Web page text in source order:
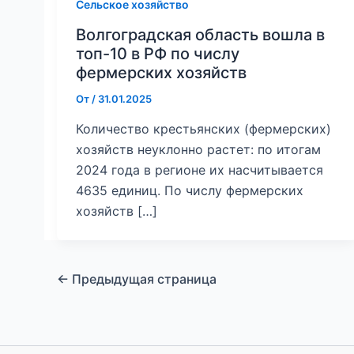
Сельское хозяйство
Волгоградская область вошла в
топ-10 в РФ по числу
фермерских хозяйств
От / 31.01.2025
Количество крестьянских (фермерских)
хозяйств неуклонно растет: по итогам
2024 года в регионе их насчитывается
4635 единиц. По числу фермерских
хозяйств […]
← Предыдущая страница